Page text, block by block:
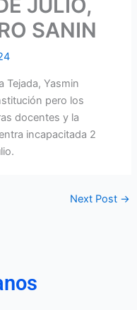
JULIO,
SANIN
Tejada, Yasmin
pero los
docentes y la
incapacitada 2
Next Post →